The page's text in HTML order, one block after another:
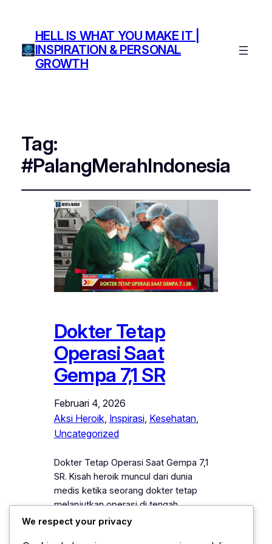
HELL IS WHAT YOU MAKE IT |
INSPIRATION & PERSONAL
GROWTH
Tag:
#PalangMerahIndonesia
Dokter Tetap
Operasi Saat
Gempa 7,1 SR
Februari 4, 2026
Aksi Heroik, Inspirasi, Kesehatan
Uncategorized
Dokter Tetap Operasi Saat Gempa 7,1
SR. Kisah heroik muncul dari dunia
medis ketika seorang dokter tetap
melanjutkan operasi di tengah
guncangan gempa berkekuatan 7,1 SR.
We respect your privacy